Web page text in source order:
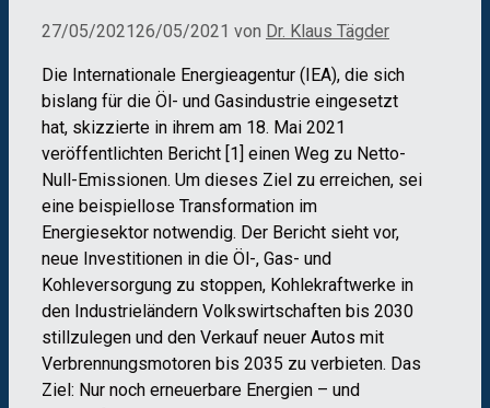
27/05/202126/05/2021 von Dr. Klaus Tägder
Die Internationale Energieagentur (IEA), die sich
bislang für die Öl- und Gasindustrie eingesetzt
hat, skizzierte in ihrem am 18. Mai 2021
veröffentlichten Bericht [1] einen Weg zu Netto-
Null-Emissionen. Um dieses Ziel zu erreichen, sei
eine beispiellose Transformation im
Energiesektor notwendig. Der Bericht sieht vor,
neue Investitionen in die Öl-, Gas- und
Kohleversorgung zu stoppen, Kohlekraftwerke in
den Industrieländern Volkswirtschaften bis 2030
stillzulegen und den Verkauf neuer Autos mit
Verbrennungsmotoren bis 2035 zu verbieten. Das
Ziel: Nur noch erneuerbare Energien – und